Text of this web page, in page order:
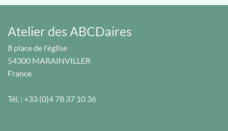
Atelier des ABCDaires
8 place de l'église
54300 MARAINVILLER
France
Tél. : +33 (0)4 78 37 10 36